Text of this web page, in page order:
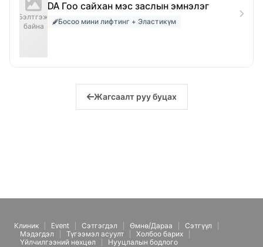
Бэлтгэж
байна
DA Гоо сайхан мэс заслын эмнэлэг
Босоо мини лифтинг + Эластикүм
Жагсаалт руу буцах
Клиник Event Сэтгэгдэл Өмнө/Дараа
Сэтгүүл
Мэдэгдэл
Түгээмэл асуулт
Холбоо барих
Үйлчилгээний нөхцөл
Нууцлалын бодлого